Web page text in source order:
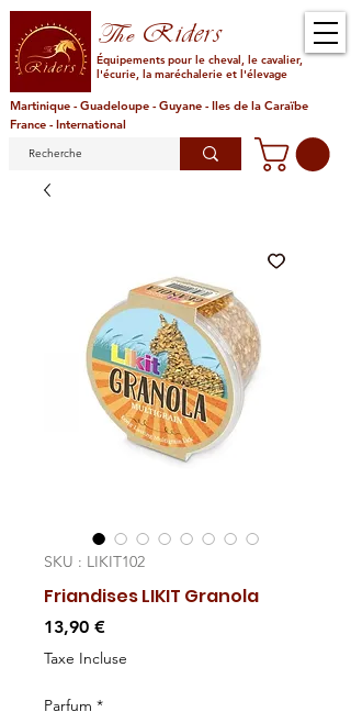
TheRiders
Équipements pour le cheval, le cavalier,
l'écurie, la maréchalerie et l'élevage
Martinique - Guadeloupe - Guyane - Iles de la Caraïbe
France - International
SKU : LIKIT102
Friandises LIKIT Granola
13,90 €Prix
Taxe Incluse
Parfum *